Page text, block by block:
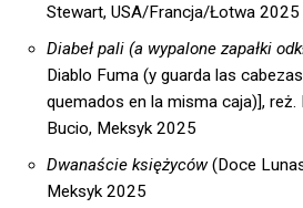
Stewart, USA/Francja/Łotwa 2025
Diabeł pali (a wypalone zapałki
Diablo Fuma (y guarda las
quemados en la misma caja)],
Bucio, Meksyk 2025
Dwanaście księżyców(Doce
Meksyk 2025